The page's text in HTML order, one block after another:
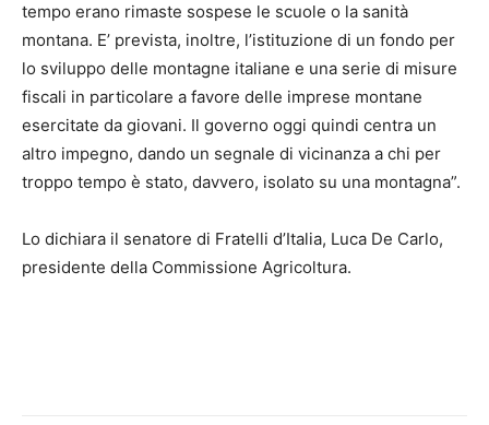
tempo erano rimaste sospese le scuole o la sanità
montana. E’ prevista, inoltre, l’istituzione di un fondo per
lo sviluppo delle montagne italiane e una serie di misure
fiscali in particolare a favore delle imprese montane
esercitate da giovani. Il governo oggi quindi centra un
altro impegno, dando un segnale di vicinanza a chi per
troppo tempo è stato, davvero, isolato su una montagna”.
Lo dichiara il senatore di Fratelli d’Italia, Luca De Carlo,
presidente della Commissione Agricoltura.